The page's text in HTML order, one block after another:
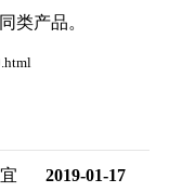
类产品。
2019-01-17